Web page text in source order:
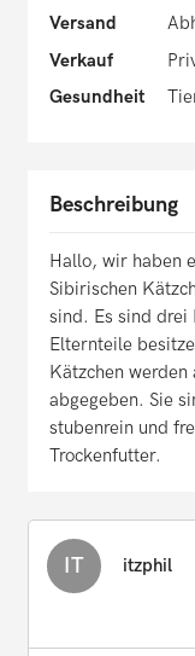
Versand
Verkauf
Gesundheit
Beschreibung
Hallo, wir haben
Sibirischen
sind. Es sind drei
Elternteile
Kätzchen
abgegeben. Sie
stubenrein und
Trockenfutter.
IT itzphil